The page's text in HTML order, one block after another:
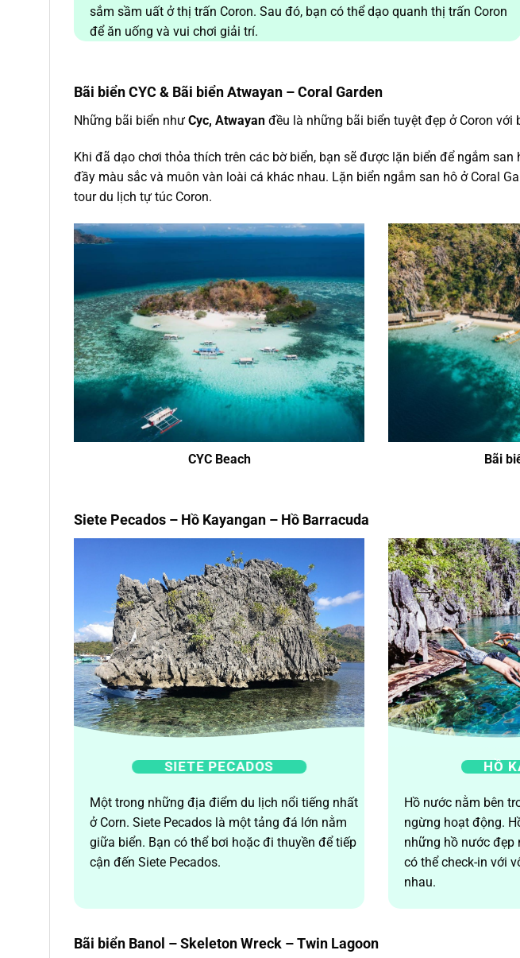
sắm sầm uất ở thị trấn Coron. Sau đó, bạn có thể dạo quanh thị trấn Coron
để ăn uống và vui chơi giải trí.
Bãi biển CYC & Bãi biển Atwayan – Coral Garden
Những bãi biển như Cyc, Atwayan đều là những bãi biển tuyệt đẹp ở Coron
Khi đã dạo chơi thỏa thích trên các bờ biển, bạn sẽ được lặn biển để ngắm
đầy màu sắc và muôn vàn loài cá khác nhau. Lặn biển ngắm san hô ở Coral
tour du lịch tự túc Coron.
CYC Beach Bãi
Siete Pecados – Hồ Kayangan – Hồ Barracuda
SIETE PECADOS
Một trong những địa điểm du lịch nổi tiếng nhất
ở Corn. Siete Pecados là một tảng đá lớn nằm
giữa biển. Bạn có thể bơi hoặc đi thuyền để tiếp
cận đến Siete Pecados.
HỒ
Hồ nước nằm bên
ngừng hoạt động.
những hồ nước đẹp
có thể check-in với
nhau.
Bãi biển Banol – Skeleton Wreck – Twin Lagoon